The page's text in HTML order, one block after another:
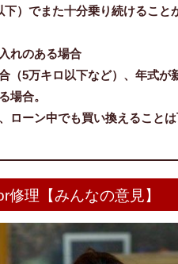
）でまた十分乗り続けること
れのある場合
（5万キロ以下など）、年式が
場合。
ローン中でも買い換えること
理【みんなの意見】